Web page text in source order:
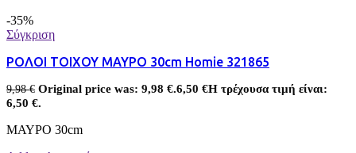
-35%
Σύγκριση
ΡΟΛΟΙ ΤΟΙΧΟΥ ΜΑΥΡΟ 30cm Homie 321865
9,98€ Original price was: 9,98 €.6,50 €Η τρέχουσα τιμή είναι:
6,50 €.
ΜΑΥΡΟ 30cm